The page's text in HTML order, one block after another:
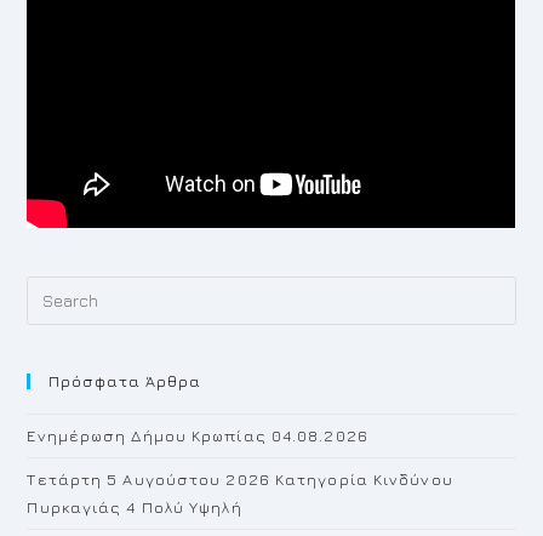
Πρόσφατα Άρθρα
Ενημέρωση Δήμου Κρωπίας 04.08.2026
Τετάρτη 5 Αυγούστου 2026 Κατηγορία Κινδύνου
Πυρκαγιάς 4 Πολύ Υψηλή